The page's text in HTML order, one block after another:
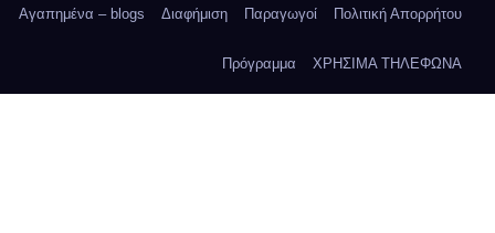
Αγαπημένα – blogs Διαφήμιση Παραγωγοί Πολιτική Απορρήτου
Πρόγραμμα ΧΡΗΣΙΜΑ ΤΗΛΕΦΩΝΑ